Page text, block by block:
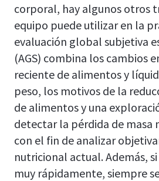
corporal, hay algunos otros
equipo puede utilizar en la
evaluación global subjetiva
(AGS) combina los cambios
reciente de alimentos y
peso, los motivos de la
de alimentos y una
detectar la pérdida de masa
con el fin de analizar
nutricional actual. Además,
muy rápidamente, siempre